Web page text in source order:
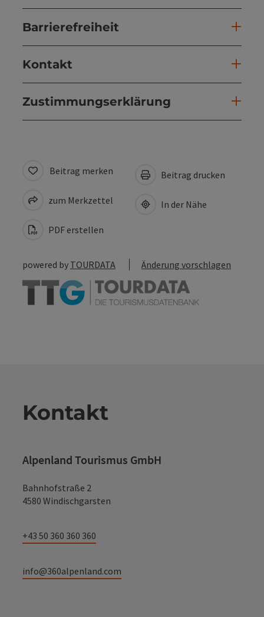
Barrierefreiheit
Kontakt
Zustimmungserklärung
Beitrag merken
zum Merkzettel
PDF erstellen
Beitrag drucken
In der Nähe
powered by TOURDATA Änderung vorschlagen
Kontakt
Alpenland Tourismus GmbH
Bahnhofstraße 2
4580 Windischgarsten
+43 50 360 360 360
info@360alpenland.com